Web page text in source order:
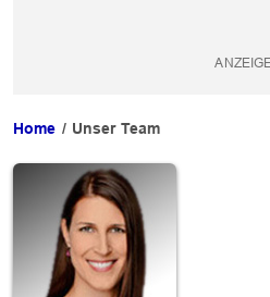
Home Unser Team